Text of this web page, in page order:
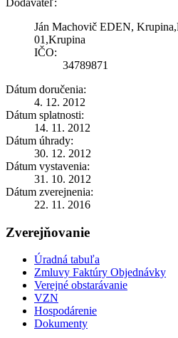
Ján Machovič EDEN,
01,Krupina
IČO:
34789871
Dátum doručenia:
4. 12. 2012
Dátum splatnosti:
14. 11. 2012
Dátum úhrady:
30. 12. 2012
Dátum vystavenia:
31. 10. 2012
Dátum zverejnenia:
22. 11. 2016
Zverejňovanie
Úradná tabuľa
Zmluvy Faktúry Objednávky
Verejné obstarávanie
VZN
Hospodárenie
Dokumenty